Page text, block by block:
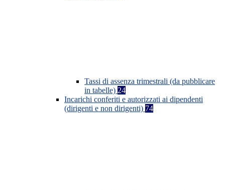
Tassi di assenza trimestrali (da pubblicare
in tabelle) 24
Incarichi conferiti e autorizzati ai dipendenti
(dirigenti e non dirigenti) 74